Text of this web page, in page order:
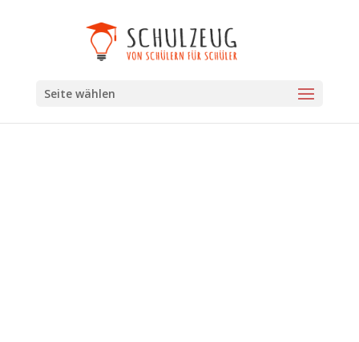
Seite wählen